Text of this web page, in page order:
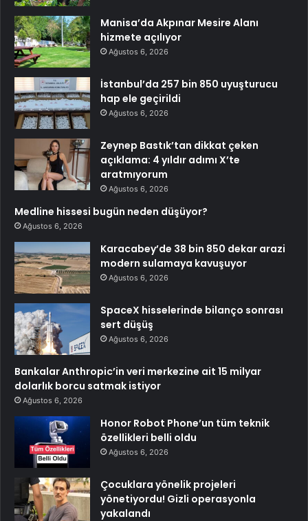
Manisa’da Akpınar Mesire Alanı
hizmete açılıyor
Ağustos 6, 2026
İstanbul’da 257 bin 850 uyuşturucu
hap ele geçirildi
Ağustos 6, 2026
Zeynep Bastık’tan dikkat çeken
açıklama: 4 yıldır adımı X’te
aratmıyorum
Ağustos 6, 2026
Medline hissesi bugün neden düşüyor?
Ağustos 6, 2026
Karacabey’de 38 bin 850 dekar arazi
modern sulamaya kavuşuyor
Ağustos 6, 2026
SpaceX hisselerinde bilanço sonrası
sert düşüş
Ağustos 6, 2026
Bankalar Anthropic’in veri merkezine ait 15 milyar
dolarlık borcu satmak istiyor
Ağustos 6, 2026
Honor Robot Phone’un tüm teknik
özellikleri belli oldu
Ağustos 6, 2026
Çocuklara yönelik projeleri
yönetiyordu! Gizli operasyonla
yakalandı